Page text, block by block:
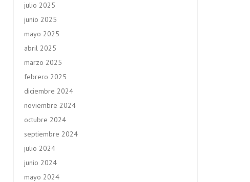
julio 2025
junio 2025
mayo 2025
abril 2025
marzo 2025
febrero 2025
diciembre 2024
noviembre 2024
octubre 2024
septiembre 2024
julio 2024
junio 2024
mayo 2024